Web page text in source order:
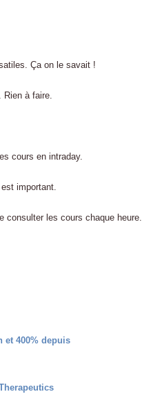
Ça on le savait !
Rien à faire.
cours en intraday.
important.
consulter les cours chaque heure.
et 400% depuis